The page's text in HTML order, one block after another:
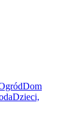
Dom
Dzieci,